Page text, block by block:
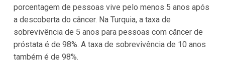
porcentagem de pessoas vive pelo menos 5 anos após
a descoberta do câncer. Na Turquia, a taxa de
sobrevivência de 5 anos para pessoas com câncer de
próstata é de 98%. A taxa de sobrevivência de 10 anos
também é de 98%.